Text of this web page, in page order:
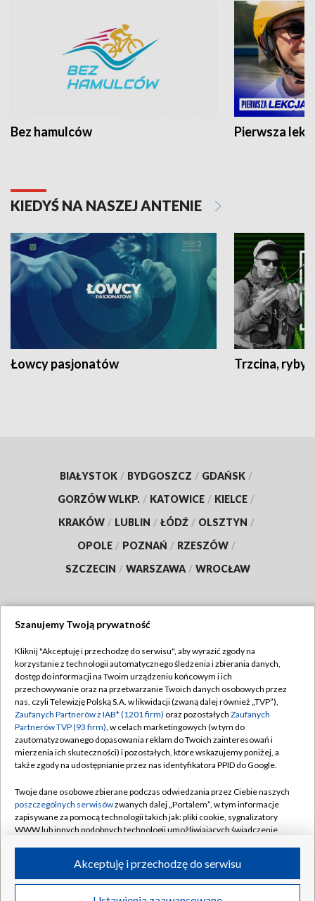
Bez hamulców Pierwsza
KIEDYŚ NA NASZEJ ANTENIE
Łowcy pasjonatów Trzcina, ryby
BIAŁYSTOK / BYDGOSZCZ / GDAŃSK /
GORZÓW WLKP. / KATOWICE / KIELCE /
KRAKÓW / LUBLIN / ŁÓDŹ / OLSZTYN /
OPOLE / POZNAŃ / RZESZÓW /
SZCZECIN / WARSZAWA / WROCŁAW
TVP
Abonament TVP
Emisja w TVP
Centrum informacji TVP
Naziemna Telewizja Cyfrowa
Rada Programowa
System NOS
Informacje o nadawcy
Program dla prasy
Regulamin TVP
Polityka prywatności
Moje zgody
Pomoc
Kontakt
Kanały
©2026 Telewizja Polska S.A. w likwidacji
Szanujemy Twoją prywatność
Kliknij "Akceptuję i przechodzę do serwisu", aby wyrazić zgody na
korzystanie z technologii automatycznego śledzenia i zbierania danych,
dostęp do informacji na Twoim urządzeniu końcowym i ich
przechowywanie oraz na przetwarzanie Twoich danych osobowych przez
nas, czyli Telewizję Polską S.A. w likwidacji (zwaną dalej również „TVP”),
Zaufanych Partnerów z IAB* (1201 firm) oraz pozostałych Zaufanych
Partnerów TVP (93 firm), w celach marketingowych (w tym do
zautomatyzowanego dopasowania reklam do Twoich zainteresowań i
mierzenia ich skuteczności) i pozostałych, które wskazujemy poniżej, a
także zgody na udostępnianie przez nas identyfikatora PPID do Google.
Twoje dane osobowe zbierane podczas odwiedzania przez Ciebie naszych
poszczególnych serwisówzwanych dalej „Portalem”, w tym informacje
zapisywane za pomocą technologii takich jak: pliki cookie, sygnalizatory
WWW lub innych podobnych technologii umożliwiających świadczenie
ruchu w Internecie.
Twoje dane osobowe zbierane podczas odwiedzania przez Ciebie
Akceptuję i przechodzę do serwisu